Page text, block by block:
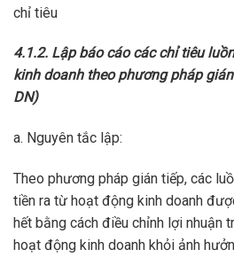
chỉ tiêu
4.1.2. Lập báo cáo các chỉ tiêu
kinh doanh theo phương pháp
DN)
a. Nguyên tắc lập:
Theo phương pháp gián tiếp, các
tiền ra từ hoạt động kinh doanh
hết bằng cách điều chỉnh lợi nhuận
hoạt động kinh doanh khỏi ảnh